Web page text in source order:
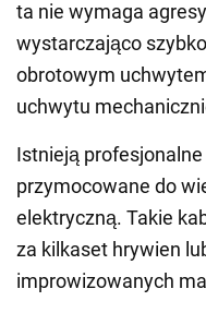
ta nie wymaga
wystarczająco
obrotowym
uchwytu
Istnieją
przymocowane do
elektryczną. Takie
za kilkaset hrywien
improwizowanych